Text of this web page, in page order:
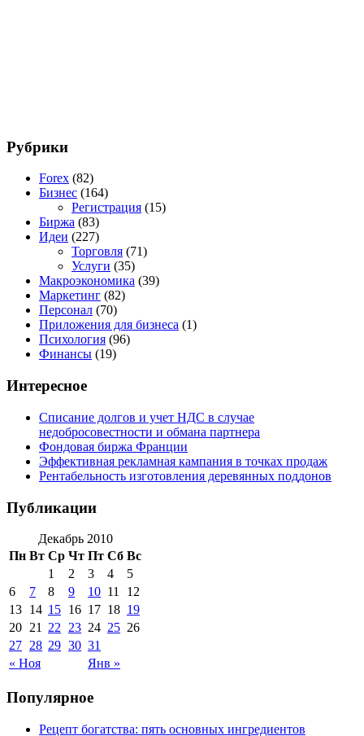
Рубрики
Forex (82)
Бизнес (164)
Регистрация (15)
Биржа (83)
Идеи (227)
Торговля (71)
Услуги (35)
Макроэкономика (39)
Маркетинг (82)
Персонал (70)
Приложения для бизнеса (1)
Психология (96)
Финансы (19)
Интересное
Списание долгов и учет НДС в случае
недобросовестности и обмана партнера
Фондовая биржа Франции
Эффективная рекламная кампания в точках продаж
Рентабельность изготовления деревянных поддонов
Публикации
Декабрь 2010
Пн Вт Ср Чт Пт Сб Вс
« Ноя Янв »
1 2 3 4
5
6
7 8 9 10 11
12
13 14 15 16 17 18 19
20 21 22 23 24 25 26
27 28 29 30 31
Популярное
Рецепт богатства: пять основных ингредиентов